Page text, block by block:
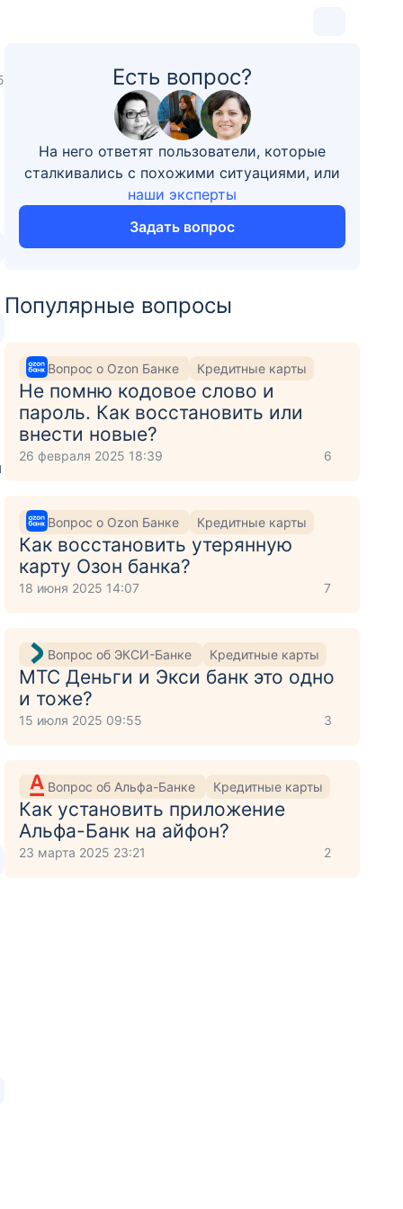
Есть вопрос?
На него ответят пользователи, которые
сталкивались с похожими ситуациями, или
наши эксперты
Задать вопрос
Популярные вопросы
Вопрос о Ozon Банке Кредитные карты
Не помню кодовое слово и
пароль. Как восстановить или
внести новые?
26 февраля 2025 18:39 6
Вопрос о Ozon Банке Кредитные карты
Как восстановить утерянную
карту Озон банка?
18 июня 2025 14:07 7
Вопрос об ЭКСИ-Банке Кредитные карты
МТС Деньги и Экси банк это одно
и тоже?
15 июля 2025 09:55 3
Вопрос об Альфа-Банке Кредитные карты
Как установить приложение
Aльфа-Банк на айфон?
23 марта 2025 23:21 2